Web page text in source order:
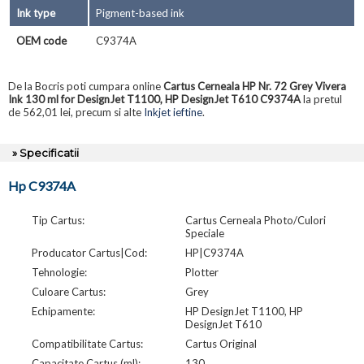
Ink type Pigment-based ink
OEM code C9374A
De la Bocris poti cumpara onlineCartus Cerneala HP Nr. 72 Grey Vivera
Ink 130 ml for DesignJet T1100, HP DesignJet T610 C9374Ala pretul
de 562,01 lei, precum si alte Inkjet ieftine.
» Specificatii
Hp C9374A
Tip Cartus:
Cartus Cerneala Photo/Culori
Speciale
Producator Cartus|Cod:
HP|C9374A
Tehnologie:
Plotter
Culoare Cartus:
Grey
Echipamente:
HP DesignJet T1100, HP
DesignJet T610
Compatibilitate Cartus:
Cartus Original